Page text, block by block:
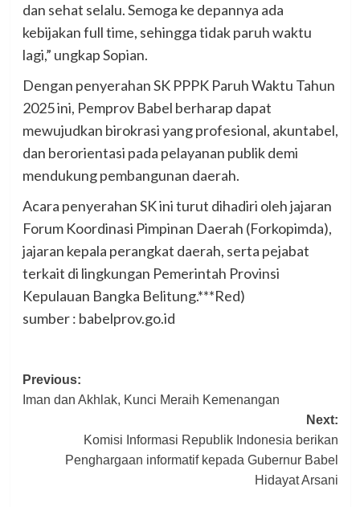
dan sehat selalu. Semoga ke depannya ada
kebijakan full time, sehingga tidak paruh waktu
lagi,” ungkap Sopian.
Dengan penyerahan SK PPPK Paruh Waktu Tahun
2025 ini, Pemprov Babel berharap dapat
mewujudkan birokrasi yang profesional, akuntabel,
dan berorientasi pada pelayanan publik demi
mendukung pembangunan daerah.
Acara penyerahan SK ini turut dihadiri oleh jajaran
Forum Koordinasi Pimpinan Daerah (Forkopimda),
jajaran kepala perangkat daerah, serta pejabat
terkait di lingkungan Pemerintah Provinsi
Kepulauan Bangka Belitung.***Red)
sumber : babelprov.go.id
Post
navigation
Previous:
Iman dan Akhlak, Kunci Meraih Kemenangan
Next:
Komisi Informasi Republik Indonesia berikan
Penghargaan informatif kepada Gubernur Babel
Hidayat Arsani